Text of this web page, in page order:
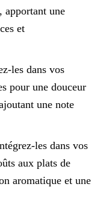
apportant une
et
les dans vos
pour une douceur
une note
les dans vos
aux plats de
aromatique et une